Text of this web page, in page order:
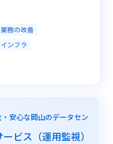
務の改善
インフラ
安心な岡山のデータセン
ビス（運用監視）